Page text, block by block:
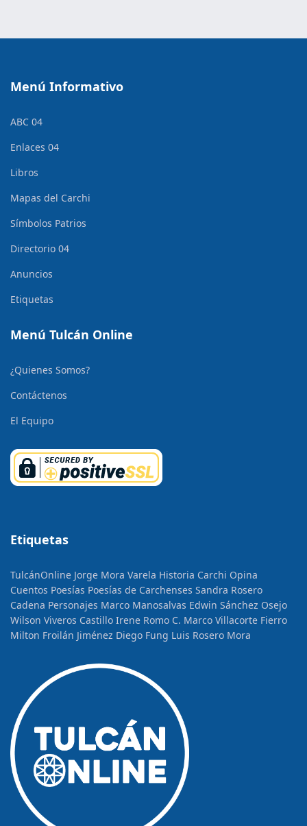
Menú Informativo
ABC 04
Enlaces 04
Libros
Mapas del Carchi
Símbolos Patrios
Directorio 04
Anuncios
Etiquetas
Menú Tulcán Online
¿Quienes Somos?
Contáctenos
El Equipo
Etiquetas
TulcánOnline Jorge Mora Varela Historia Carchi Opina
Cuentos Poesías Poesías de Carchenses Sandra Rosero
Cadena Personajes Marco Manosalvas Edwin Sánchez Osejo
Wilson Viveros Castillo Irene Romo C. Marco Villacorte Fierro
Milton Froilán Jiménez Diego Fung Luis Rosero Mora